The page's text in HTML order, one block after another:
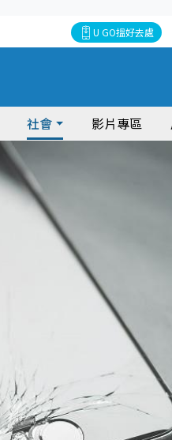
U GO搵好去處
社會 影片專區